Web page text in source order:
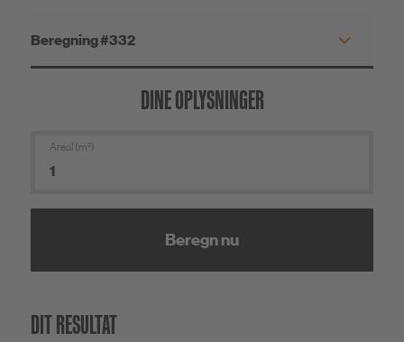
DINE OPLYSNINGER
Areal (m²)
Beregn nu
DIT RESULTAT